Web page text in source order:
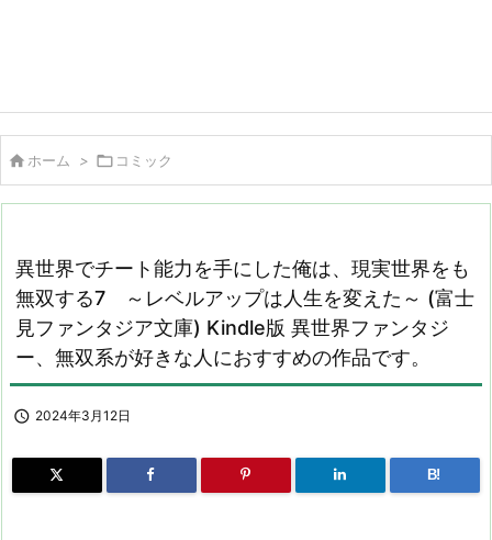
ホーム >  コミック
異世界でチート能力を手にした俺は、現実世界をも
無双する7 ～レベルアップは人生を変えた～ (富士
見ファンタジア文庫) Kindle版 異世界ファンタジ
ー、無双系が好きな人におすすめの作品です。
 2024年3月12日
B!